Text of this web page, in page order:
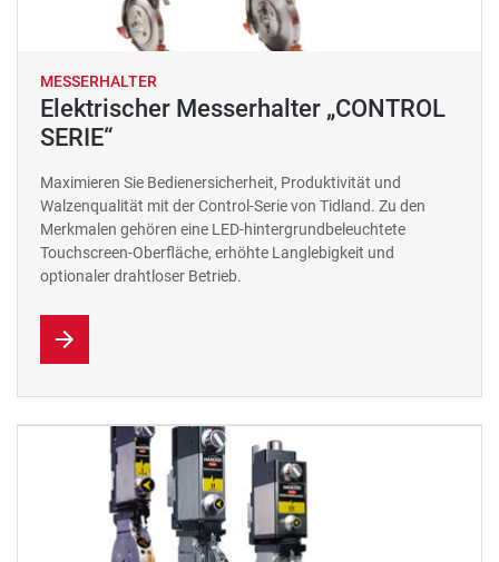
MESSERHALTER
Elektrischer Messerhalter „CONTROL
SERIE“
Maximieren Sie Bedienersicherheit, Produktivität und
Walzenqualität mit der Control-Serie von Tidland. Zu den
Merkmalen gehören eine LED-hintergrundbeleuchtete
Touchscreen-Oberfläche, erhöhte Langlebigkeit und
optionaler drahtloser Betrieb.